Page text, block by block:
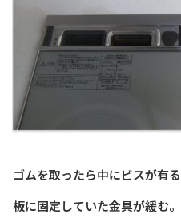
ゴムを取ったら中にビスが有
板に固定していた金具が緩む。